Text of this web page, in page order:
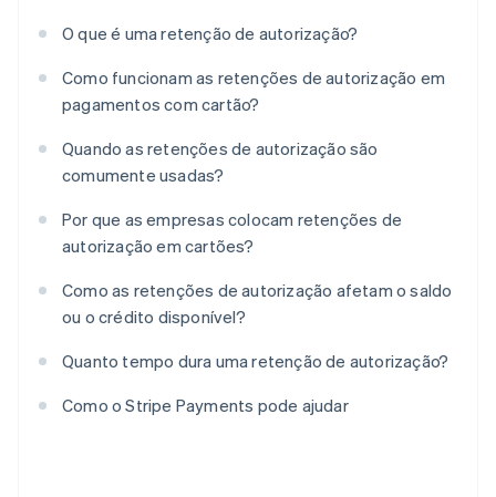
O que é uma retenção de autorização?
Como funcionam as retenções de autorização em
pagamentos com cartão?
Quando as retenções de autorização são
comumente usadas?
Por que as empresas colocam retenções de
autorização em cartões?
Como as retenções de autorização afetam o saldo
ou o crédito disponível?
Quanto tempo dura uma retenção de autorização?
Como o Stripe Payments pode ajudar